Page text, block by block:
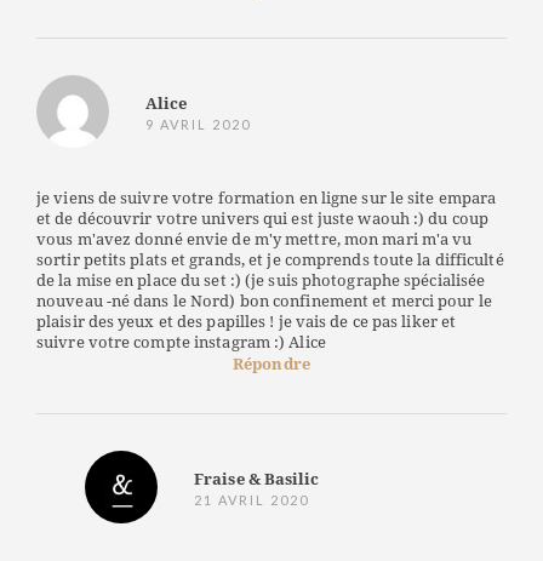
Alice
9 AVRIL 2020
je viens de suivre votre formation en ligne sur le site empara
et de découvrir votre univers qui est juste waouh :) du coup
vous m'avez donné envie de m'y mettre, mon mari m'a vu
sortir petits plats et grands, et je comprends toute la difficulté
de la mise en place du set :) (je suis photographe spécialisée
nouveau -né dans le Nord) bon confinement et merci pour le
plaisir des yeux et des papilles ! je vais de ce pas liker et
suivre votre compte instagram :) Alice
Répondre
Fraise & Basilic
21 AVRIL 2020